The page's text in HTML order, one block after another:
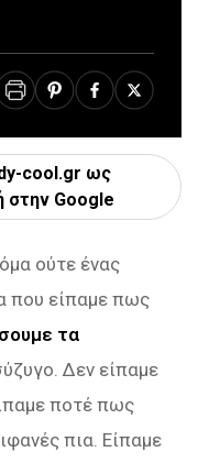
cool.gr ως
στην Google
ούτε ένας
που είπαμε πως
τα
Δεν είπαμε
ποτέ πως
πια. Είπαμε